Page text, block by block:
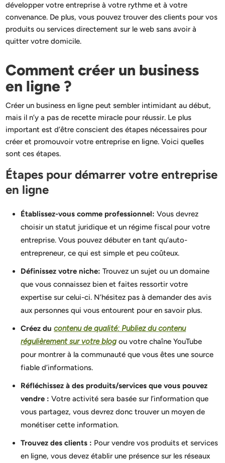
développer votre entreprise à votre rythme et à votre
convenance. De plus, vous pouvez trouver des clients pour vos
produits ou services directement sur le web sans avoir à
quitter votre domicile.
Comment créer un business
en ligne ?
Créer un business en ligne peut sembler intimidant au début,
mais il n’y a pas de recette miracle pour réussir. Le plus
important est d’être conscient des étapes nécessaires pour
créer et promouvoir votre entreprise en ligne. Voici quelles
sont ces étapes.
Étapes pour démarrer votre entreprise
en ligne
Établissez-vous comme professionnel:Vous devrez
choisir un statut juridique et un régime fiscal pour votre
entreprise. Vous pouvez débuter en tant qu’auto-
entrepreneur, ce qui est simple et peu coûteux.
Définissez votre niche:Trouvez un sujet ou un domaine
que vous connaissez bien et faites ressortir votre
expertise sur celui-ci. N’hésitez pas à demander des avis
aux personnes qui vous entourent pour en savoir plus.
Créez ducontenu de qualité: Publiez du contenu
régulièrement sur votre blog ou votre chaîne YouTube
pour montrer à la communauté que vous êtes une source
fiable d’informations.
Réfléchissez à des produits/services que vous pouvez
vendre :Votre activité sera basée sur l’information que
vous partagez, vous devrez donc trouver un moyen de
monétiser cette information.
Trouvez des clients : Pour vendre vos produits et services
en ligne, vous devez établir une présence sur les réseaux